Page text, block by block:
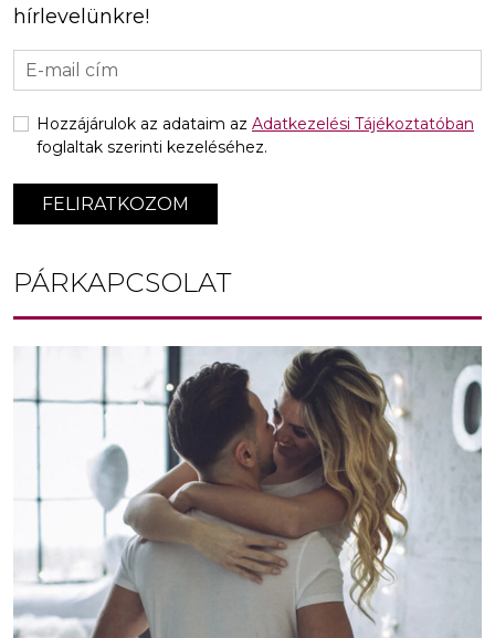
hírlevelünkre!
FELIRATKOZOM
Hozzájárulok az adataim az Adatkezelési Tájékoztatóban
foglaltak szerinti kezeléséhez.
PÁRKAPCSOLAT